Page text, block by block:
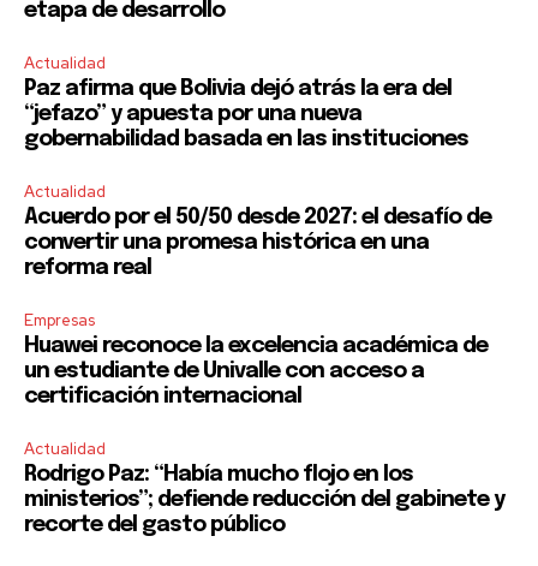
etapa de desarrollo
Actualidad
Paz afirma que Bolivia dejó atrás la era del
“jefazo” y apuesta por una nueva
gobernabilidad basada en las instituciones
Actualidad
Acuerdo por el 50/50 desde 2027: el desafío de
convertir una promesa histórica en una
reforma real
Empresas
Huawei reconoce la excelencia académica de
un estudiante de Univalle con acceso a
certificación internacional
Actualidad
Rodrigo Paz: “Había mucho flojo en los
ministerios”; defiende reducción del gabinete y
recorte del gasto público